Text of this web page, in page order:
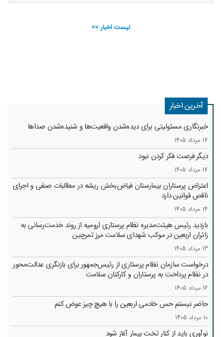
لیست اخبار >>
آخرین اخبار
خبرنگاری مسئولیتی برای دیده‌شدن واقعیت‌ها و شنیده‌شدن صداها
17 مرداد 1405
دیگر فرصت فکر کردن نبود
17 مرداد 1405
اعتراض پرستاران بیمارستان فیاض‌بخش ریشه در مطالبات صنفی و اجرای
ناقص قوانین دارد
14 مرداد 1405
بازدید رئیس هیئت‌مدیره نظام پرستاری ارومیه از روند خدمت‌رسانی به
زائران اربعین در موکب شهدای سلامت مرز تمرچین
13 مرداد 1405
درخواست سازمان نظام پرستاری از رئیس‌جمهور برای بازنگری عدالت‌محور
در نظام پرداخت به پرستاران و کارکنان سلامت
12 مرداد 1405
حاضر نیستم حس خادمی اربعین را با هیچ چیز عوض کنم
10 مرداد 1405
نوآوری باید از کنار تخت بیمار آغاز شود